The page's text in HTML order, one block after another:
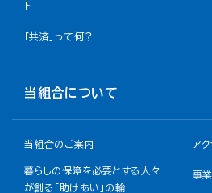
ト
「共済」って何？
当組合について
当組合のご案内 アク
暮らしの保障を必要とする人々
が創る「助けあい」の輪
事